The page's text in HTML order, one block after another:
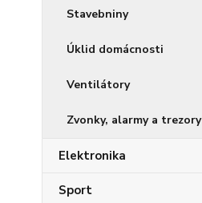
Stavebniny
Úklid domácnosti
Ventilátory
Zvonky, alarmy a trezory
Elektronika
Sport